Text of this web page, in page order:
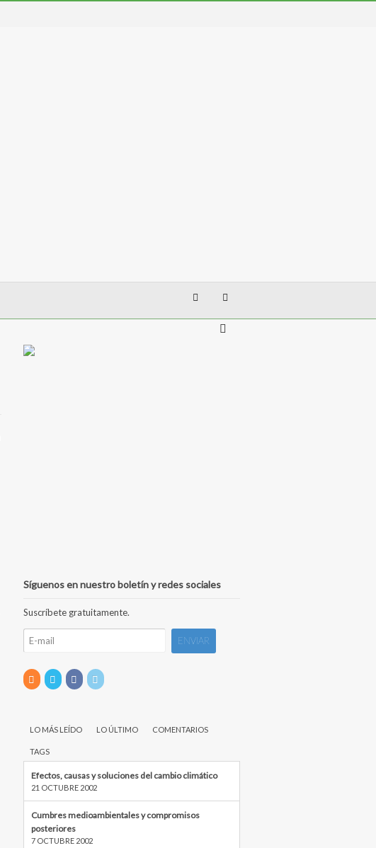
Síguenos en nuestro boletín y redes sociales
Suscríbete gratuitamente.
LO MÁS LEÍDO LO ÚLTIMO COMENTARIOS
TAGS
Efectos, causas y soluciones del cambio climático
21 OCTUBRE 2002
Cumbres medioambientales y compromisos
posteriores
7 OCTUBRE 2002